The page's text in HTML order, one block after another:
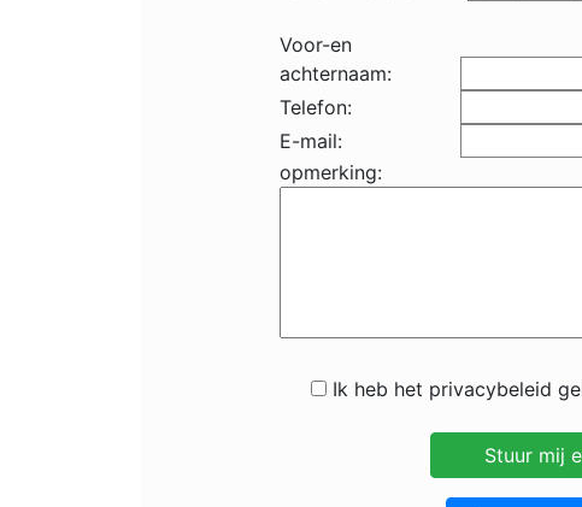
Voor-en
achternaam:
Telefon:
E-mail:
opmerking:
Ik heb het privacybeleid